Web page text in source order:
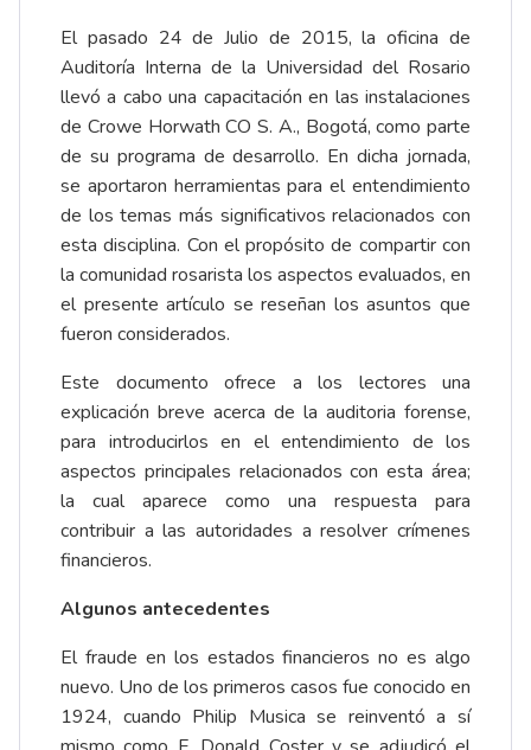
El pasado 24 de Julio de 2015, la oficina de
Auditoría Interna de la Universidad del Rosario
llevó a cabo una capacitación en las instalaciones
de Crowe Horwath CO S. A., Bogotá, como parte
de su programa de desarrollo. En dicha jornada,
se aportaron herramientas para el entendimiento
de los temas más significativos relacionados con
esta disciplina. Con el propósito de compartir con
la comunidad rosarista los aspectos evaluados, en
el presente artículo se reseñan los asuntos que
fueron considerados.
Este documento ofrece a los lectores una
explicación breve acerca de la auditoria forense,
para introducirlos en el entendimiento de los
aspectos principales relacionados con esta área;
la cual aparece como una respuesta para
contribuir a las autoridades a resolver crímenes
financieros.
Algunos antecedentes
El fraude en los estados financieros no es algo
nuevo. Uno de los primeros casos fue conocido en
1924, cuando Philip Musica se reinventó a sí